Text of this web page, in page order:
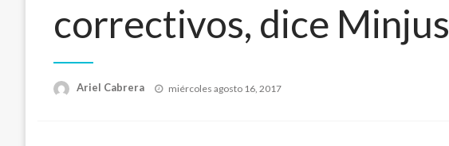
correctivos, dice
Ariel Cabrera
Publicado
miércoles agosto 16, 2017